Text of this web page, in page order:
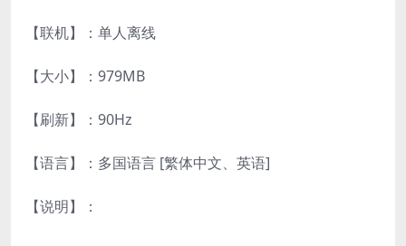
【联机】：单人离线
【大小】：979MB
【刷新】：90Hz
【语言】：多国语言 [繁体中文、英语]
【说明】：